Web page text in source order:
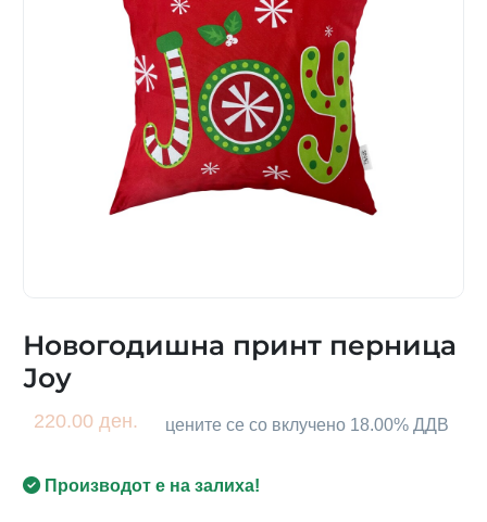
Новогодишна принт перница
Јоу
220.00 ден. цените се со вклучено 18.00% ДДВ
Производот е на залиха!